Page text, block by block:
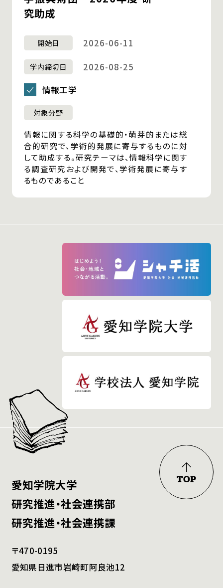
究助成
開始日 2026-06-11
学内締切日
2026-08-25
情報工学
対象分野
情報に関する科学の基礎的・萌芽的または総
合的研究で、学術的発展に寄与するものに対
して助成する。研究テーマは、情報科学に関す
る調査研究および開発で、学術発展に寄与す
るものであること
愛知学院大学
研究推進・社会連携部
研究推進・社会連携課
〒470-0195
愛知県日進市岩崎町阿良池12